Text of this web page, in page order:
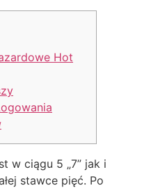
Hot
w ciągu 5 „7” jak i
stawce pięć. Po